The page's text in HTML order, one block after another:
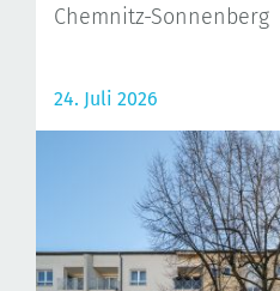
Chemnitz-Sonnenberg
24. Juli 2026